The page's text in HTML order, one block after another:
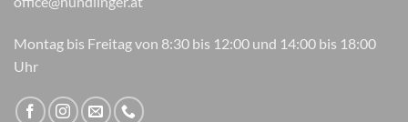
Montag bis Freitag von 8:30 bis 12:00 und 14:00 bis 18:00
Uhr